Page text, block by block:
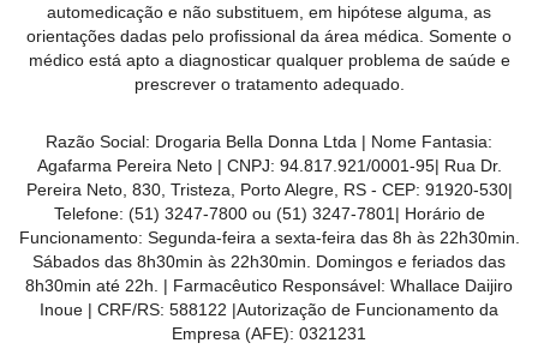
MAIS
PRÓXIMA
DO
CLIENTE
automedicação e não substituem, em hipótese alguma, as
orientações dadas pelo profissional da área médica. Somente o
médico está apto a diagnosticar qualquer problema de saúde e
prescrever o tratamento adequado.
Razão Social: Drogaria Bella Donna Ltda | Nome Fantasia:
Agafarma Pereira Neto | CNPJ: 94.817.921/0001-95| Rua Dr.
Pereira Neto, 830, Tristeza, Porto Alegre, RS - CEP: 91920-530|
Telefone: (51) 3247-7800 ou (51) 3247-7801 | Horário de
Funcionamento: Segunda-feira a sexta-feira das 8h às 22h30min.
Sábados das 8h30min às 22h30min. Domingos e feriados das
8h30min até 22h. | Farmacêutico Responsável: Whallace Daijiro
Inoue | CRF/RS: 588122 |Autorização de Funcionamento da
Empresa (AFE): 0321231